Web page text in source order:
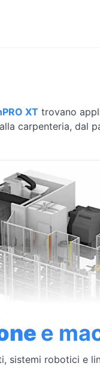
XT trovano
alla carpenteria, dal
e
sistemi robotici e